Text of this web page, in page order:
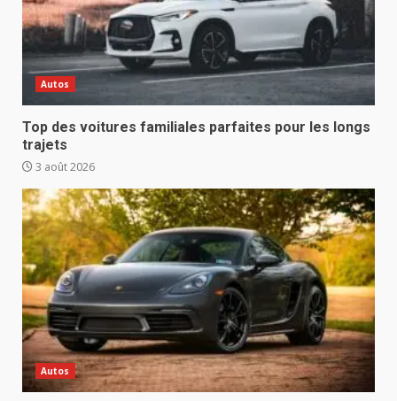
Autos
Top des voitures familiales parfaites pour les longs
trajets
3 août 2026
Autos